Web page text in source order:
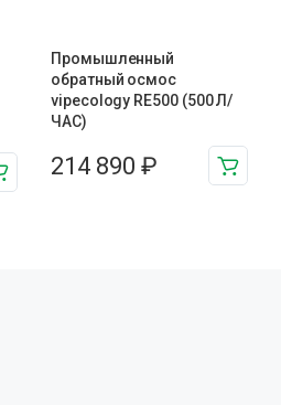
Промышленный
обратный осмос
vipecology RE500 (500 Л/
ЧАС)
214 890 ₽